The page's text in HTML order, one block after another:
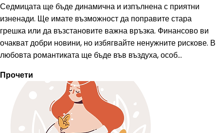
Седмицата ще бъде динамична и изпълнена с приятни
изненади. Ще имате възможност да поправите стара
грешка или да възстановите важна връзка. Финансово ви
очакват добри новини, но избягвайте ненужните рискове. В
любовта романтиката ще бъде във въздуха, особ...
Прочети